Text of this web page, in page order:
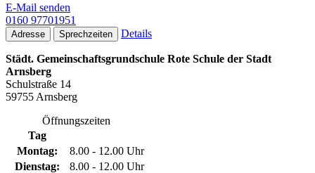
E-Mail senden
0160 97701951
Adresse Sprechzeiten Details
Städt. Gemeinschaftsgrundschule Rote Schule der Stadt
Arnsberg
Schulstraße 14
59755 Arnsberg
Öffnungszeiten
Tag
Montag:
8.00 - 12.00 Uhr
Dienstag:
8.00 - 12.00 Uhr